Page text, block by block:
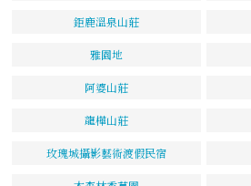
鉅鹿溫泉山莊
雅園地
阿婆山莊
龍樺山莊
玫瑰城攝影藝術渡假民宿